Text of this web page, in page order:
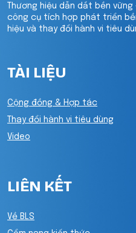
Thương hiệu dẫn dắt bền
công cụ tích hợp phát triển
hiệu và thay đổi hành vi tiêu
TÀI LIỆU
Cộng đồng & Hợp tác
Thay đổi hành vi tiêu dùng
Video
LIÊN KẾT
Về BLS